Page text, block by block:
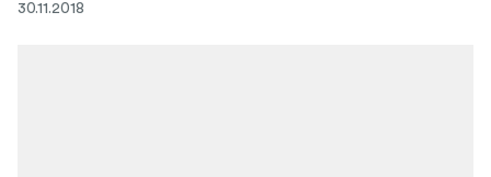
30.11.2018